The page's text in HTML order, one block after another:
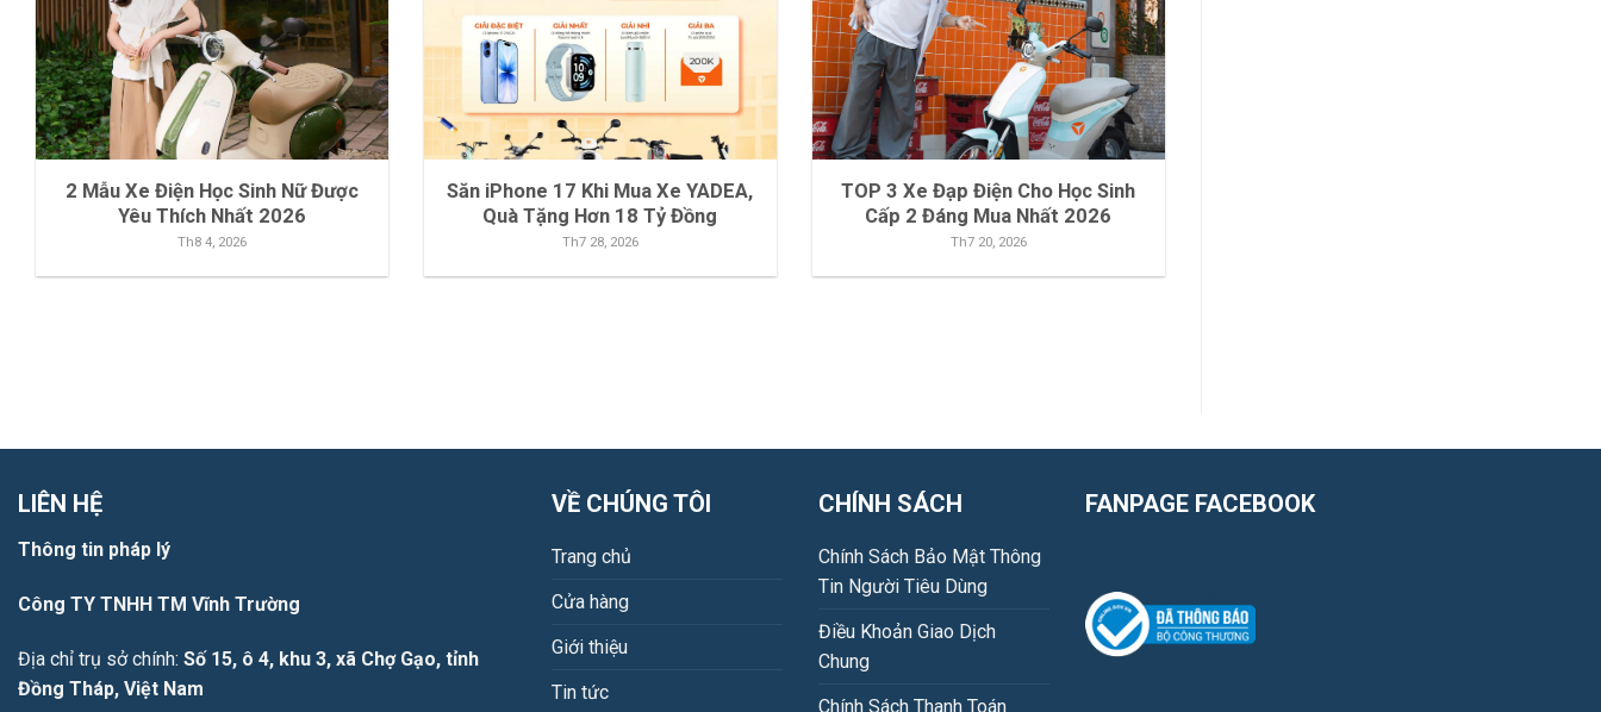
2 Mẫu Xe Điện Học Sinh Nữ Được
Yêu Thích Nhất 2026
Th8 4, 2026
Săn iPhone 17 Khi Mua Xe YADEA,
Quà Tặng Hơn 18 Tỷ Đồng
Th7 28, 2026
TOP 3 Xe Đạp Điện Cho Học Sinh
Cấp 2 Đáng Mua Nhất 2026
Th7 20, 2026
LIÊN HỆ
Thông tin pháp lý
Công TY TNHH TM Vĩnh Trường
Địa chỉ trụ sở chính: Số 15, ô 4, khu 3, xã Chợ Gạo, tỉnh
Đồng Tháp, Việt Nam
VỀ CHÚNG TÔI
Trang chủ
Cửa hàng
Giới thiệu
Tin tức
CHÍNH SÁCH
Chính Sách Bảo Mật Thông
Tin Người Tiêu Dùng
Điều Khoản Giao Dịch
Chung
Chính Sách Thanh Toán
FANPAGE FACEBOOK